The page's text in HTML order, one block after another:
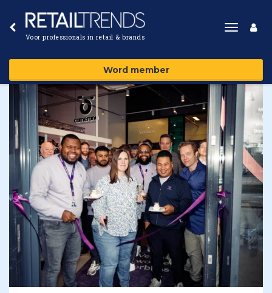
Voor professionals in retail & brands
Toggle
Word member